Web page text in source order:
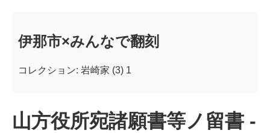
伊那市×みんなで翻刻
コレクション: 岩崎家 (3) 1
山方役所宛諸願書等ノ留書 -